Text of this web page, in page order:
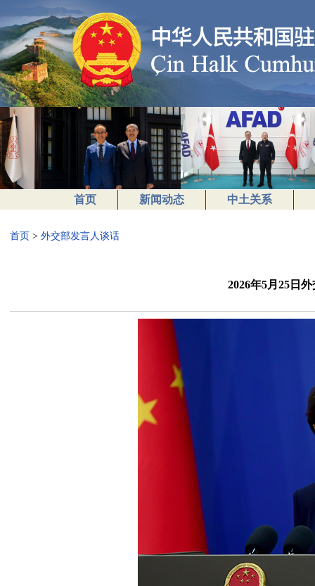
首页 新闻动态 中土关系
首页 > 外交部发言人谈话
2026年5月25日